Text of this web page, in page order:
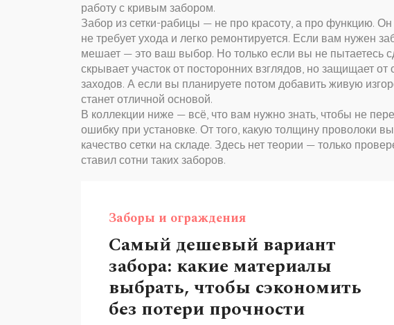
работу с кривым забором.
Забор из сетки-рабицы — не про красоту, а про функцию. Он
не требует ухода и легко ремонтируется. Если вам нужен
мешает — это ваш выбор. Но только если вы не пытаетесь
скрывает участок от посторонних взглядов, но защищает
заходов. А если вы планируете потом добавить живую
станет отличной основой.
В коллекции ниже — всё, что вам нужно знать, чтобы не
ошибку при установке. От того, какую толщину проволоки
качество сетки на складе. Здесь нет теории — только
ставил сотни таких заборов.
Заборы и ограждения
Самый дешевый вариант
забора: какие материалы
выбрать, чтобы сэкономить
без потери прочности